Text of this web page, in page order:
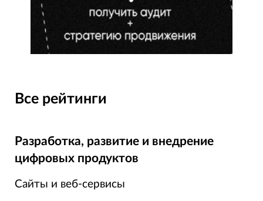
Все рейтинги
Разработка, развитие и внедрение
цифровых продуктов
Сайты и веб-сервисы